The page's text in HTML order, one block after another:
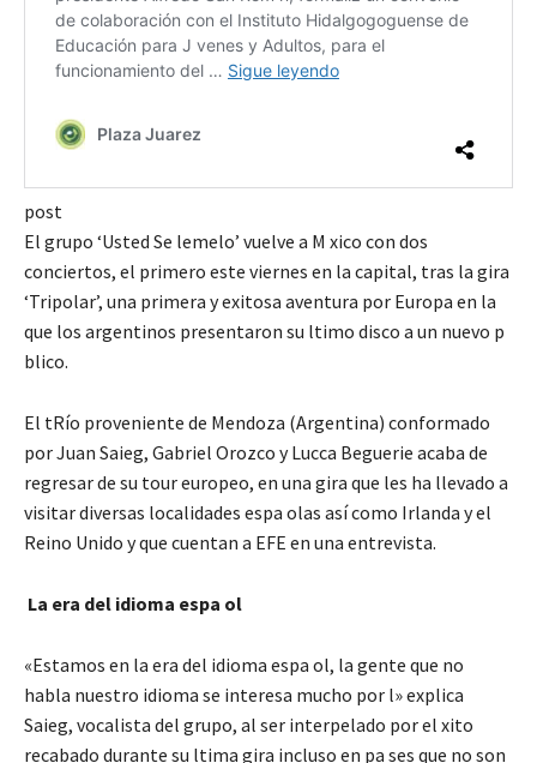
post
El grupo ‘Usted Se lemelo’ vuelve a M xico con dos
conciertos, el primero este viernes en la capital, tras la gira
‘Tripolar’, una primera y exitosa aventura por Europa en la
que los argentinos presentaron su ltimo disco a un nuevo p
blico.
El tRío proveniente de Mendoza (Argentina) conformado
por Juan Saieg, Gabriel Orozco y Lucca Beguerie acaba de
regresar de su tour europeo, en una gira que les ha llevado a
visitar diversas localidades espa olas así como Irlanda y el
Reino Unido y que cuentan a EFE en una entrevista.
La era del idioma espa ol
«Estamos en la era del idioma espa ol, la gente que no
habla nuestro idioma se interesa mucho por l» explica
Saieg, vocalista del grupo, al ser interpelado por el xito
recabado durante su ltima gira incluso en pa ses que no son